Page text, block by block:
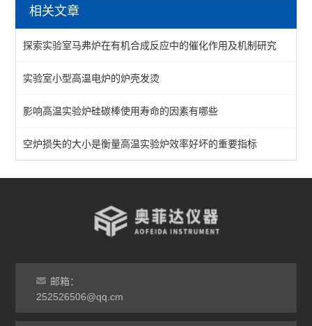
陶瓷纤维马弗炉
箱式马弗炉
分体式马弗炉
实验室马弗炉
箱式高温炉
灰分马弗炉
非标定做马弗炉
相关文章
探索实验室马弗炉在有机合成反应中的催化作用及机制研究
实验室小型高温电炉的炉壳发烫
影响高温实验炉硅碳棒使用寿命的因素有哪些
空炉损失的大小是衡量高温实验炉效率好坏的重要指标
邮箱：
252526506@qq.cm